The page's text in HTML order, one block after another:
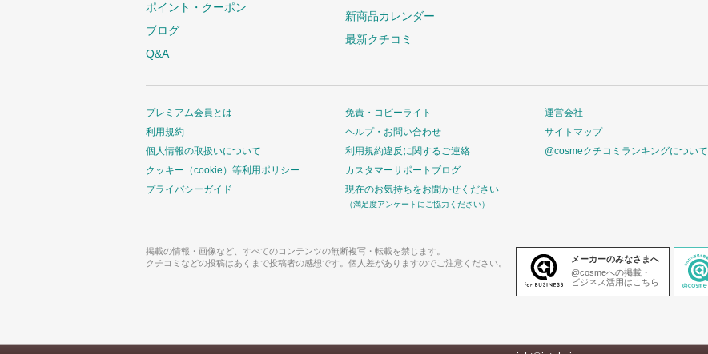
ポイント・クーポン
ブログ
Q&A
新商品カレンダー
最新クチコミ
プレミアム会員とは
利用規約
個人情報の取扱いについて
クッキー（cookie）等利用ポリシー
プライバシーガイド
免責・コピーライト
ヘルプ・お問い合わせ
利用規約違反に関するご連絡
カスタマーサポートブログ
現在のお気持ちをお聞かせください
（満足度アンケートにご協力ください）
運営会社
サイトマップ
@cosmeクチコミランキングについて
掲載の情報・画像など、すべてのコンテンツの無断複写・転載を禁じます。
クチコミなどの投稿はあくまで投稿者の感想です。個人差がありますのでご注意ください。
メーカーのみなさまへ
@cosmeへの掲載・
ビジネス活用はこちら